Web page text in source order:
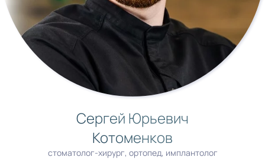
Сергей Юрьевич
Котоменков
стоматолог-хирург, ортопед, имплантолог